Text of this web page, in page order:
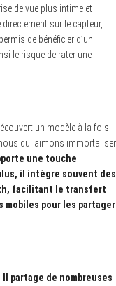
de vue plus intime et
sur le capteur,
de bénéficier d’un
le risque de rater une
un modèle à la fois
qui aimons immortaliser
une touche
il intègre souvent des
facilitant le transfert
pour les partager
partage de nombreuses